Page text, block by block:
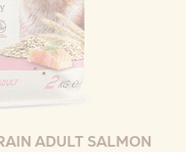
ADULT SALMON